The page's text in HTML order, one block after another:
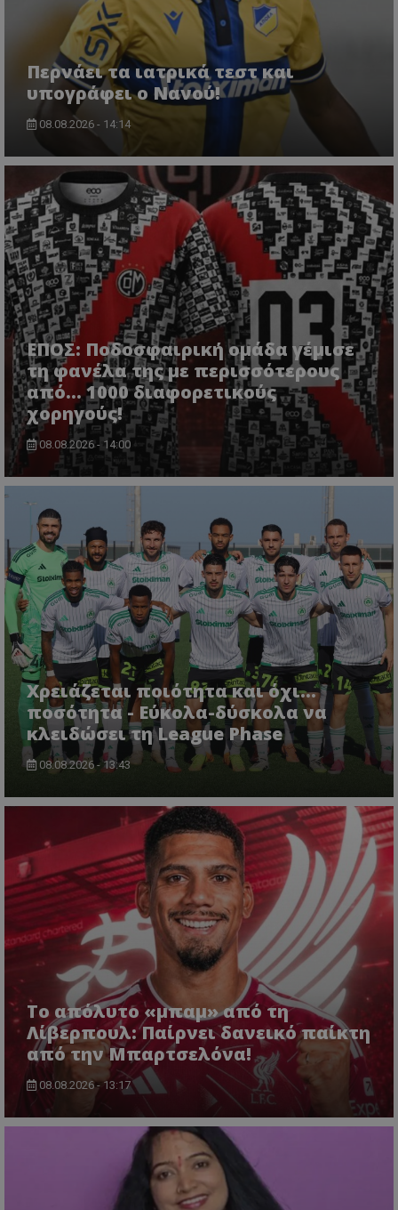
Περνάει τα ιατρικά τεστ και
υπογράφει ο Νανού!
08.08.2026 - 14:14
ΕΠΟΣ: Ποδοσφαιρική ομάδα γέμισε
τη φανέλα της με περισσότερους
από... 1000 διαφορετικούς
χορηγούς!
08.08.2026 - 14:00
Χρειάζεται ποιότητα και όχι...
ποσότητα - Εύκολα-δύσκολα να
κλειδώσει τη League Phase
08.08.2026 - 13:43
Το απόλυτο «μπαμ» από τη
Λίβερπουλ: Παίρνει δανεικό παίκτη
από την Μπαρτσελόνα!
08.08.2026 - 13:17